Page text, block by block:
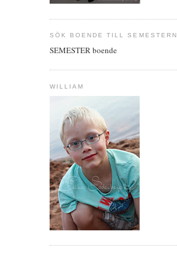
SÖK BOENDE TILL SEMESTERN
SEMESTER boende
WILLIAM